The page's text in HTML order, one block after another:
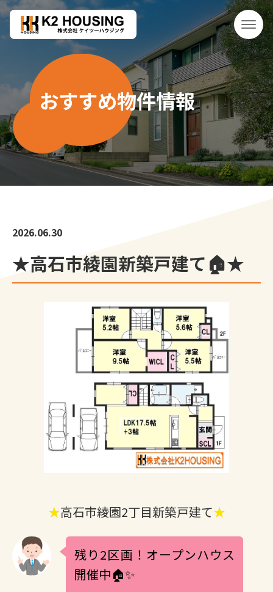
おすすめ物件情報
2026.06.30
★高石市綾園新築戸建て🏠★
★高石市綾園2丁目新築戸建て★
残り2区画！オープンハウス
開催中🏠✨